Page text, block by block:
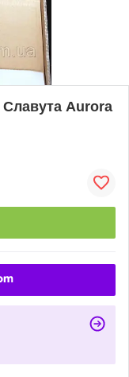
Славута Aurora